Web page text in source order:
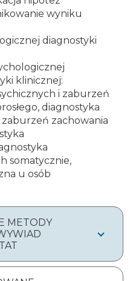
wyniku
diagnostyki
klinicznej:
i zaburzeń
diagnostyka
zachowania
somatycznie,
u osób
METODY